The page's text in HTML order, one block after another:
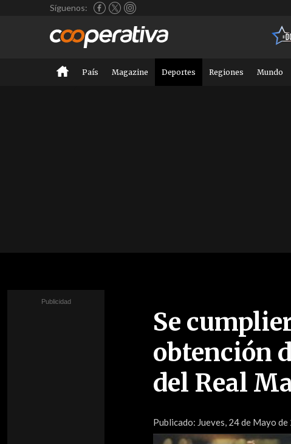
Síguenos:
País Magazine Deportes Regiones Mundo
Se
obtención
del Real
Publicado: Jueves, 24 de Mayo